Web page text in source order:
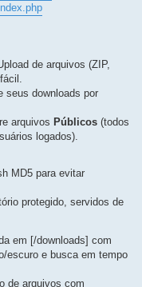
de arquivos (ZIP,
seus downloads por
arquivos Públicos (todos
logados).
MD5 para evitar
protegido, servidos de
em [/downloads] com
escuro e busca em tempo
de arquivos com